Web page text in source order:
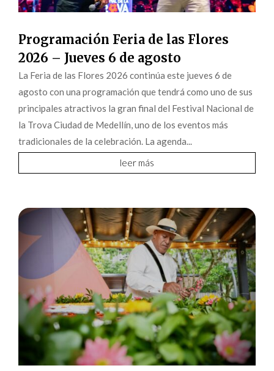
Programación Feria de las Flores
2026 – Jueves 6 de agosto
La Feria de las Flores 2026 continúa este jueves 6 de
agosto con una programación que tendrá como uno de sus
principales atractivos la gran final del Festival Nacional de
la Trova Ciudad de Medellín, uno de los eventos más
tradicionales de la celebración. La agenda...
leer más